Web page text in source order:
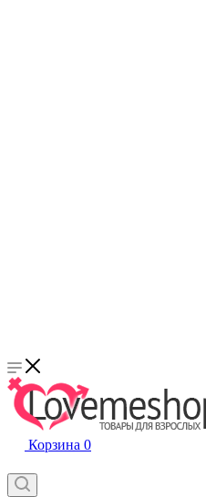
Корзина 0